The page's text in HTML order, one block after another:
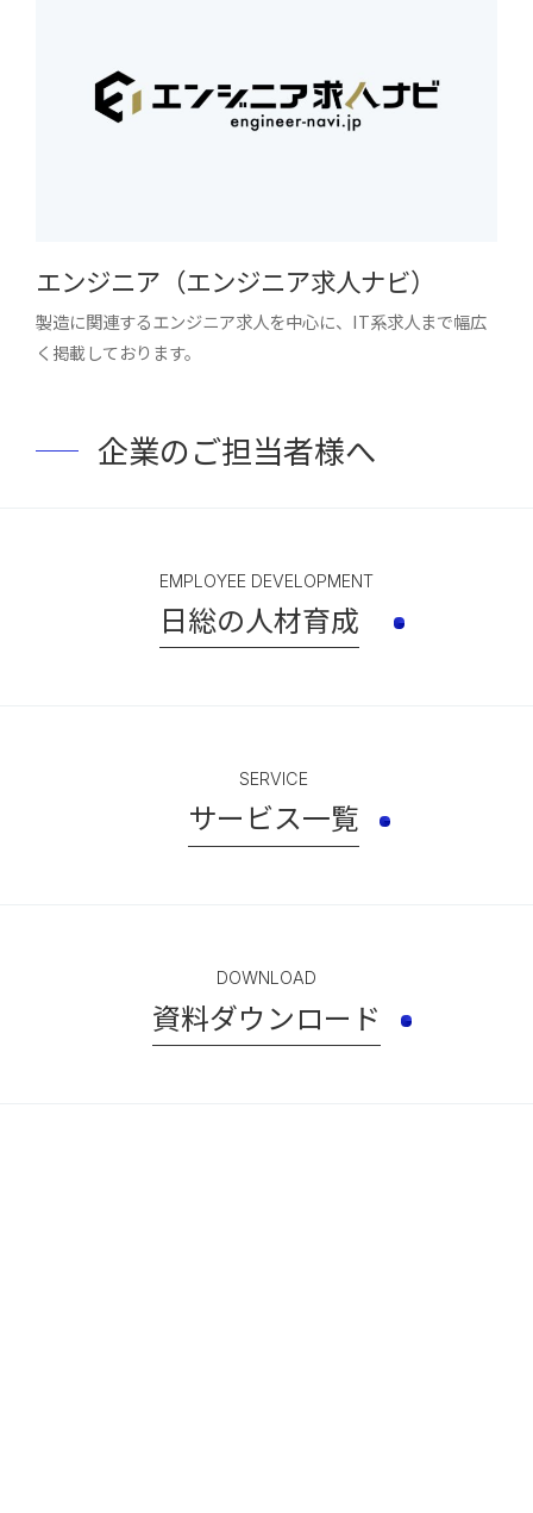
エンジニア（エンジニア求人ナビ）
製造に関連するエンジニア求人を中心に、IT系求人まで幅広
く掲載しております。
企業のご担当者様へ
EMPLOYEE DEVELOPMENT
日総の人材育成
SERVICE
サービス一覧
DOWNLOAD
資料ダウンロード